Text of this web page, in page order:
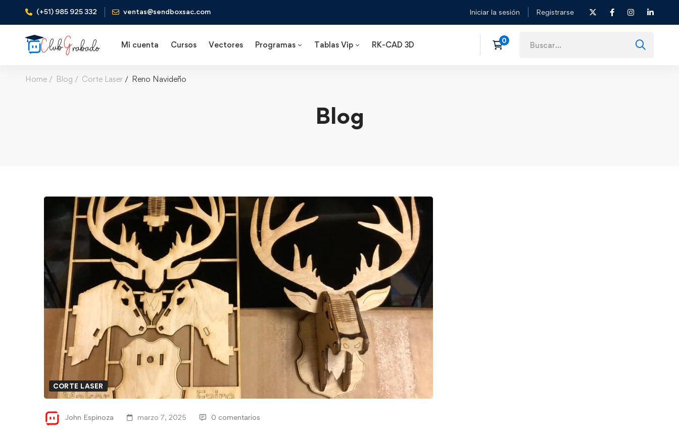
(+51) 985 925 332 ventas@sendboxsac.com Iniciar la sesión Registrarse
Mi cuenta Cursos Vectores Programas Tablas Vip RK-CAD 3D
Home Blog Corte Laser Reno Navideño
Blog
CORTE LASER
John Espinoza marzo 7, 2025 0 comentarios